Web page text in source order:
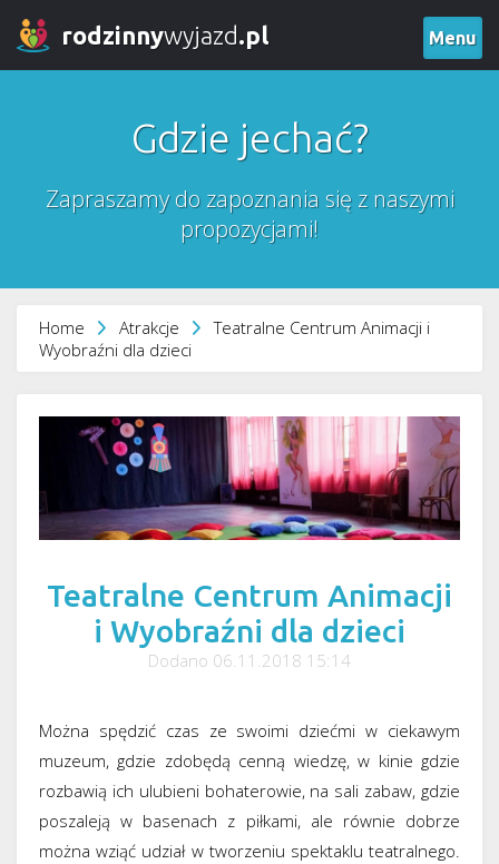
rodzinnywyjazd.pl Menu
Gdzie jechać?
Zapraszamy do zapoznania się z naszymi
propozycjami!
Home Atrakcje
Teatralne Centrum Animacji i
Wyobraźni dla dzieci
Teatralne Centrum Animacji
i Wyobraźni dla dzieci
Dodano 06.11.2018 15:14
Można spędzić czas ze swoimi dziećmi w ciekawym
muzeum, gdzie zdobędą cenną wiedzę, w kinie gdzie
rozbawią ich ulubieni bohaterowie, na sali zabaw, gdzie
poszaleją w basenach z piłkami, ale równie dobrze
można wziąć udział w tworzeniu spektaklu teatralnego.